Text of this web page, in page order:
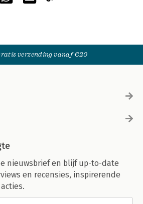
verzending vanaf €20
nieuwsbrief en blijf up-to-date
en recensies, inspirerende